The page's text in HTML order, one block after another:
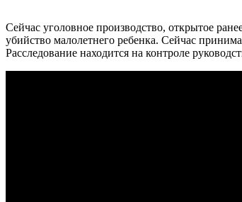
Сейчас уголовное производство, открытое
убийство малолетнего ребенка. Сейчас
Расследование находится на контроле